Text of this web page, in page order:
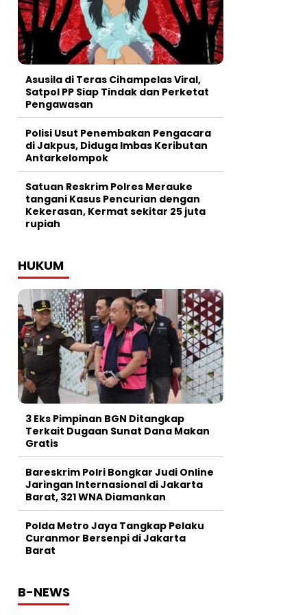
Asusila di Teras Cihampelas Viral,
Satpol PP Siap Tindak dan Perketat
Pengawasan
Polisi Usut Penembakan Pengacara
di Jakpus, Diduga Imbas Keributan
Antarkelompok
Satuan Reskrim Polres Merauke
tangani Kasus Pencurian dengan
Kekerasan, Kermat sekitar 25 juta
rupiah
HUKUM
3 Eks Pimpinan BGN Ditangkap
Terkait Dugaan Sunat Dana Makan
Gratis
Bareskrim Polri Bongkar Judi Online
Jaringan Internasional di Jakarta
Barat, 321 WNA Diamankan
Polda Metro Jaya Tangkap Pelaku
Curanmor Bersenpi di Jakarta
Barat
B-NEWS